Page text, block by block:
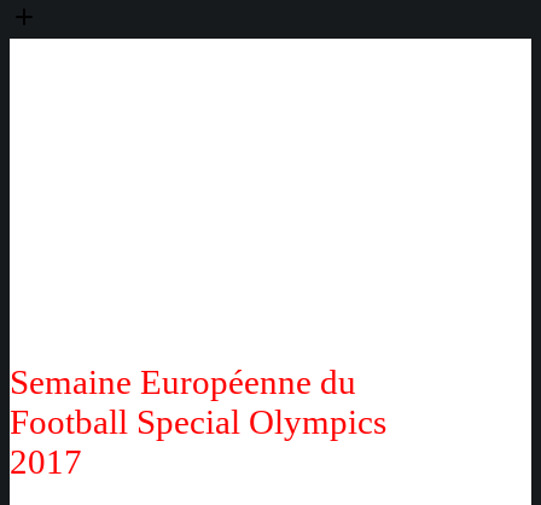
Semaine Européenne du
Football Special Olympics
2017